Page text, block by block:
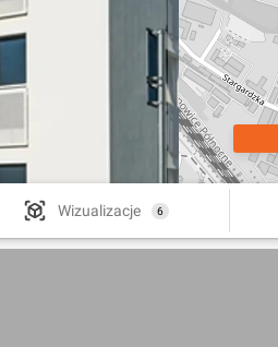
Wizualizacje 6